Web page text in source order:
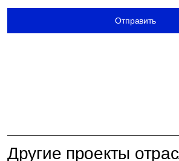
Отправить
Другие проекты